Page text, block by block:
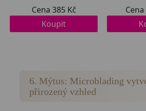
6. Mýtus: Microblading
přirozený vzhled